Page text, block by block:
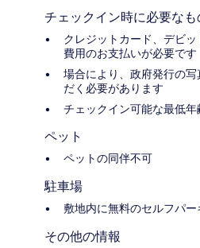
チェックイン時に必要なも
クレジットカード、デビ
費用のお支払いが必要です
場合により、政府発行の
だく必要があります
チェックイン可能な最低年
ペット
ペットの同伴不可
駐車場
敷地内に無料のセルフパー
その他の情報